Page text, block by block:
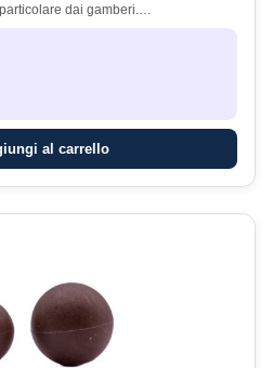
dai gamberi.…
al carrello